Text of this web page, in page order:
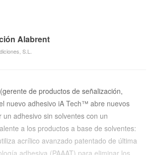
Alabrent
S.L.
de productos de señalización,
nuevo adhesivo iA Tech™ abre nuevos
un adhesivo sin solventes con un
a los productos a base de solventes:
acrílico avanzado patentado de última